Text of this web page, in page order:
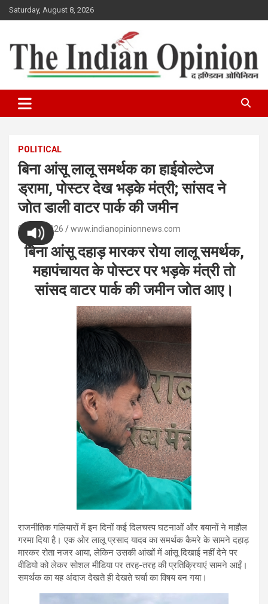
Skip
to
Saturday, August 8, 2026
Indian Opinion News
POLITICAL
बिना आंसू लालू समर्थक का हाईवोल्टेज
ड्रामा, पोस्टर देख भड़के मंत्री; सांसद ने
जोत डाली वाटर पार्क की जमीन
04/07/2026 www.indianopinionnews.com
बिना आंसू दहाड़ मारकर रोया लालू समर्थक,
महापंचायत के पोस्टर पर भड़के मंत्री तो
सांसद वाटर पार्क की जमीन जोत आए।
राजनीतिक गलियारों में इन दिनों कई दिलचस्प घटनाओं और बयानों ने माहौल
गरमा दिया है। एक ओर लालू प्रसाद यादव का समर्थक कैमरे के सामने दहाड़
मारकर रोता नजर आया, लेकिन उसकी आंखों में आंसू दिखाई नहीं देने पर
वीडियो को लेकर सोशल मीडिया पर तरह-तरह की प्रतिक्रियाएं सामने आईं।
समर्थक का यह अंदाज देखते ही देखते चर्चा का विषय बन गया।